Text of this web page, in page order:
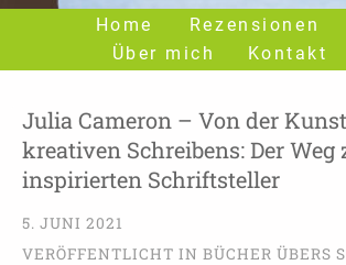
Home Rezensionen
Über mich
Kontakt
Julia Cameron – Von der
kreativen Schreibens: Der Weg
inspirierten Schriftsteller
5. JUNI 2021
VERÖFFENTLICHT IN BÜCHER ÜBERS